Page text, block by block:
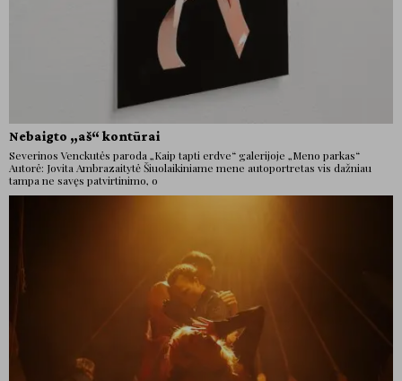
Nebaigto „aš“ kontūrai
Severinos Venckutės paroda „Kaip tapti erdve“ galerijoje „Meno parkas“
Autorė: Jovita Ambrazaitytė Šiuolaikiniame mene autoportretas vis dažniau
tampa ne savęs patvirtinimo, o